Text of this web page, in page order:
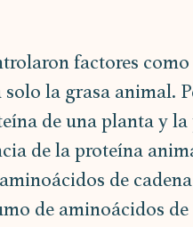
factores
la grasa animal.
de una planta y
de la proteína
de
de aminoácidos